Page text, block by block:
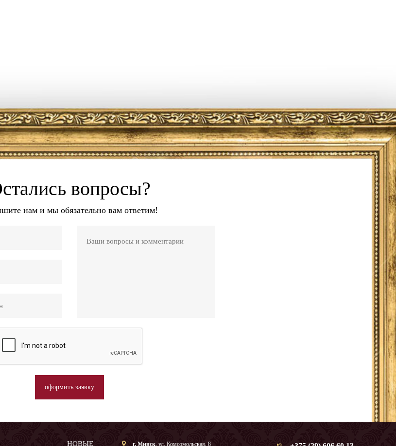
вопросы?
нам и мы обязательно вам ответим!
оформить заявку
НОВЫЕ г. Минск, ул. Комсомольская, 8